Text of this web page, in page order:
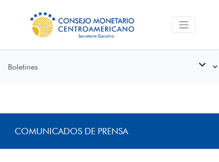
COMUNICADOS DE PRENSA